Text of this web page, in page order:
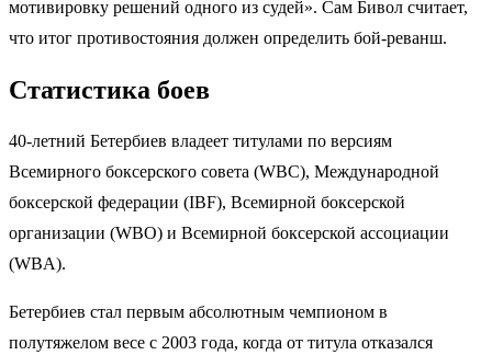
мотивировку решений одного из судей». Сам Бивол считает,
что итог противостояния должен определить бой-реванш.
Статистика боев
40-летний Бетербиев владеет титулами по версиям
Всемирного боксерского совета (WBC), Международной
боксерской федерации (IBF), Всемирной боксерской
организации (WBO) и Всемирной боксерской ассоциации
(WBA).
Бетербиев стал первым абсолютным чемпионом в
полутяжелом весе с 2003 года, когда от титула отказался